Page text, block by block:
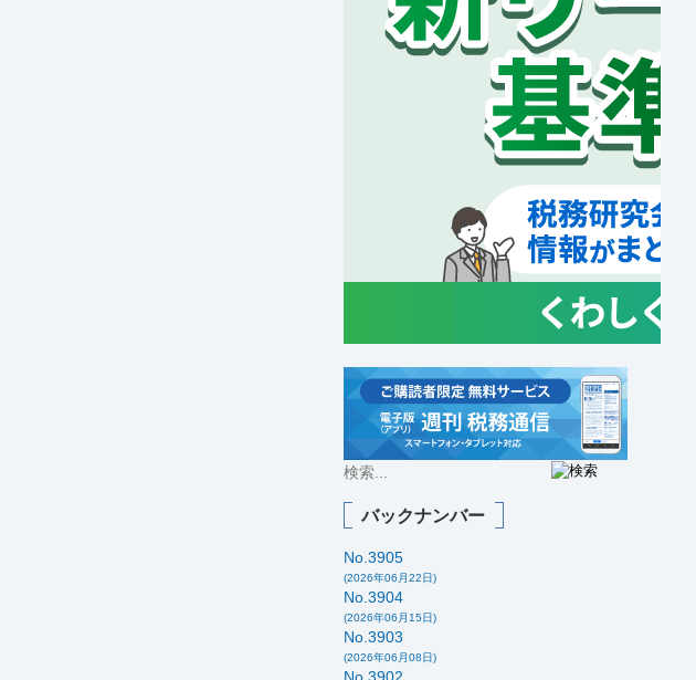
バックナンバー
No.3905
(2026年06月22日)
No.3904
(2026年06月15日)
No.3903
(2026年06月08日)